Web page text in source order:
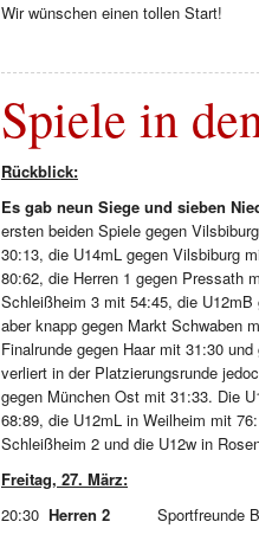
Wir wünschen einen tollen Start!
Spiele in
Rückblick:
Es gab neun Siege und sieben
ersten beiden Spiele gegen
30:13, die U14mL gegen Vilsbiburg
80:62, die Herren 1 gegen Pressath
Schleißheim 3 mit 54:45, die
aber knapp gegen Markt Schwaben
Finalrunde gegen Haar mit 31:30
verliert in der Platzierungsrunde
gegen München Ost mit 31:33. Die
68:89, die U12mL in Weilheim mit
Schleißheim 2 und die U12w in
Freitag, 27. März:
20:30 Herren 2 Sportfreunde